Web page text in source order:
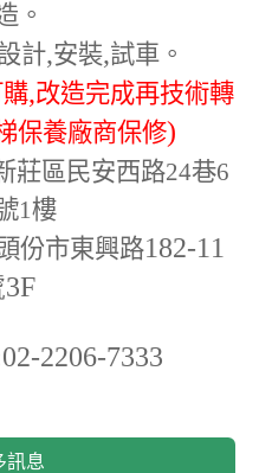
。
計,安裝,試車。
,改造完成再技術轉
保養廠商保修)
莊區民安西路24巷6
1樓
份市東興路182-11
2206-7333
訊息